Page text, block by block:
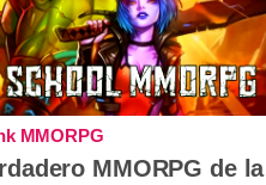
MMORPG
MMORPG de la